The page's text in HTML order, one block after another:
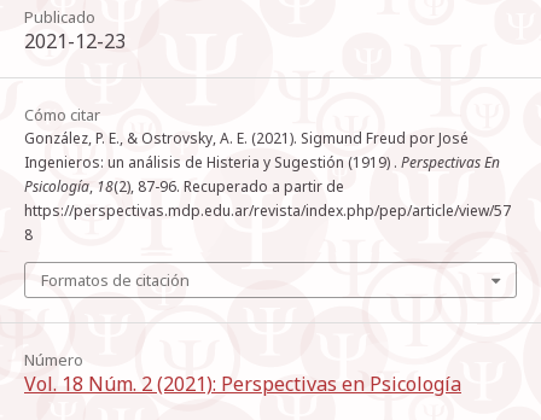
Publicado
2021-12-23
Cómo citar
González, P. E., & Ostrovsky, A. E. (2021). Sigmund Freud por José
Ingenieros: un análisis de Histeria y Sugestión (1919) . Perspectivas En
Psicología, 18(2), 87-96. Recuperado a partir de
https://perspectivas.mdp.edu.ar/revista/index.php/pep/article/view/57
8
Formatos de citación
Número
Vol. 18 Núm. 2 (2021): Perspectivas en Psicología